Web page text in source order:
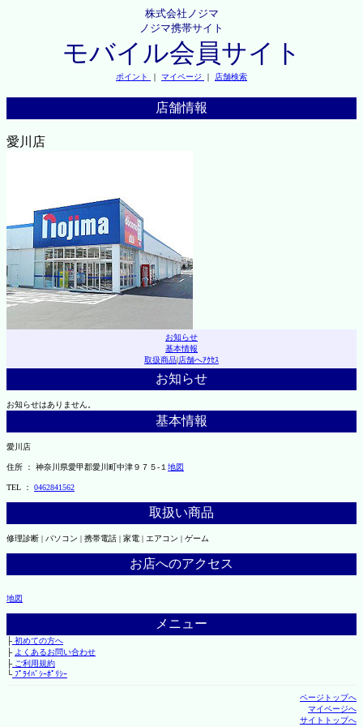
株式会社ノジマ
ノジマ携帯サイト
モバイル会員サイト
ポイント ｜ マイページ ｜ 店舗検索
店舗情報
愛川店
お知らせ
基本情報
取扱商品|店舗へｱｸｾｽ
お知らせ
お知らせはありません。
基本情報
愛川店
住所 ： 神奈川県愛甲郡愛川町中津９７５-１ 地図
TEL ： 0462841562
取扱い商品
修理診断 | パソコン | 携帯電話 | 家電 | エアコン | ゲーム
お店へのアクセス
地図
メニュー
├初めての方へ
├ よくあるお問い合わせ
├ご利用規約
└ﾌﾟﾗｲﾊﾞｼｰﾎﾟﾘｼｰ
ページトップへ
マイページへ
サイトトップへ